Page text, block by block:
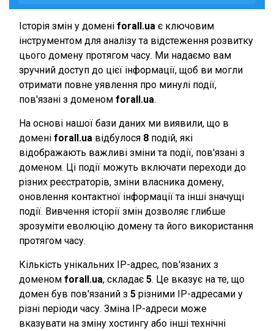
Історія змін у домені forall.ua є ключовим
інструментом для аналізу та відстеження розвитку
цього домену протягом часу. Ми надаємо вам
зручний доступ до цієї інформації, щоб ви могли
отримати повне уявлення про минулі події,
пов'язані з доменом forall.ua.
На основі нашої бази даних ми виявили, що в
домені forall.ua відбулося 8 подій, які
відображають важливі зміни та події, пов'язані з
доменом. Ці події можуть включати переходи до
різних реєстраторів, зміни власника домену,
оновлення контактної інформації та інші значущі
події. Вивчення історії змін дозволяє глибше
зрозуміти еволюцію домену та його використання
протягом часу.
Кількість унікальних IP-адрес, пов'язаних з
доменом forall.ua, складає 5. Це вказує на те, що
домен був пов'язаний з 5 різними IP-адресами у
різні періоди часу. Зміна IP-адреси може
вказувати на зміну хостингу або інші технічні